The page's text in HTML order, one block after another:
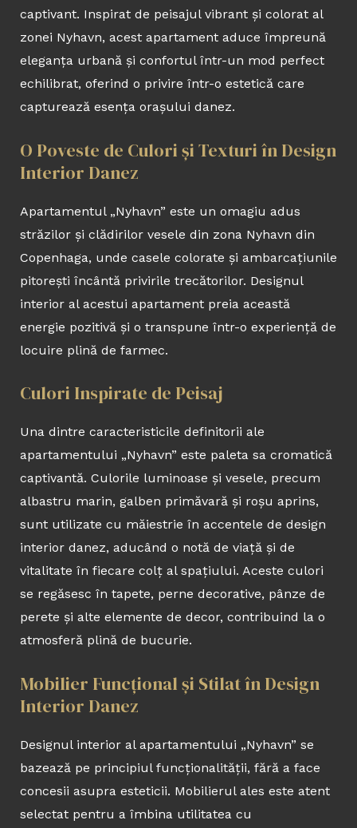
captivant. Inspirat de peisajul vibrant și colorat al
zonei Nyhavn, acest apartament aduce împreună
eleganța urbană și confortul într-un mod perfect
echilibrat, oferind o privire într-o estetică care
capturează esența orașului danez.
O Poveste de Culori și Texturi în Design
Interior Danez
Apartamentul „Nyhavn” este un omagiu adus
străzilor și clădirilor vesele din zona Nyhavn din
Copenhaga, unde casele colorate și ambarcațiunile
pitorești încântă privirile trecătorilor. Designul
interior al acestui apartament preia această
energie pozitivă și o transpune într-o experiență de
locuire plină de farmec.
Culori Inspirate de Peisaj
Una dintre caracteristicile definitorii ale
apartamentului „Nyhavn” este paleta sa cromatică
captivantă. Culorile luminoase și vesele, precum
albastru marin, galben primăvară și roșu aprins,
sunt utilizate cu măiestrie în accentele de design
interior danez, aducând o notă de viață și de
vitalitate în fiecare colț al spațiului. Aceste culori
se regăsesc în tapete, perne decorative, pânze de
perete și alte elemente de decor, contribuind la o
atmosferă plină de bucurie.
Mobilier Funcțional și Stilat în Design
Interior Danez
Designul interior al apartamentului „Nyhavn” se
bazează pe principiul funcționalității, fără a face
concesii asupra esteticii. Mobilierul ales este atent
selectat pentru a îmbina utilitatea cu